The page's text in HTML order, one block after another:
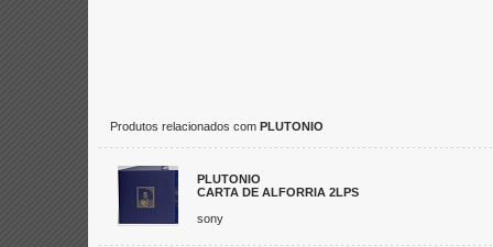
Produtos relacionados com PLUTONIO
PLUTONIO
CARTA DE ALFORRIA 2LPS
sony